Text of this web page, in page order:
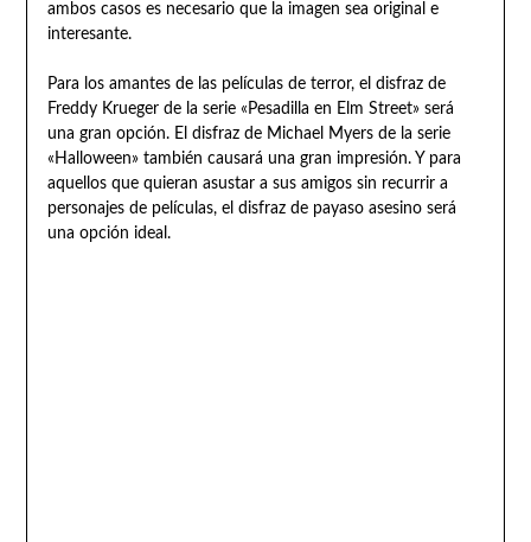
ambos casos es necesario que la imagen sea original e
interesante.
Para los amantes de las películas de terror, el disfraz de
Freddy Krueger de la serie «Pesadilla en Elm Street» será
una gran opción. El disfraz de Michael Myers de la serie
«Halloween» también causará una gran impresión. Y para
aquellos que quieran asustar a sus amigos sin recurrir a
personajes de películas, el disfraz de payaso asesino será
una opción ideal.